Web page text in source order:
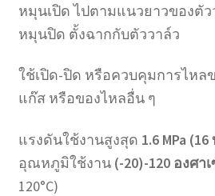
หมุนเปิด ไปตามแนวยาวของตัว
หมุนปิด ตั้งฉากกับตัววาล์ว
ใช้เปิด-ปิด หรือควบคุมการไหล
แก๊ส หรือของไหลอื่น ๆ
แรงดันใช้งานสูงสุด 1.6 MPa
อุณหภูมิใช้งาน (-20)-120 องศา
120°C)